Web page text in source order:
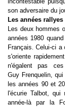
son adversaire du
Les années rallyes
Les deux hommes
années 1980
Français. Celui-ci
s'oriente
n'égalent pas
Guy Frenquelin,
les années 90 et
l'écurie Talbot,
année-là par la